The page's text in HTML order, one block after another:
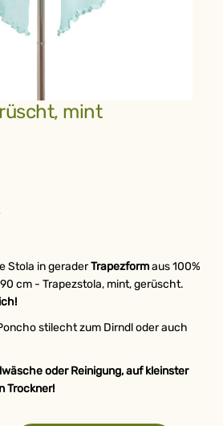
mint
Stola in geraderTrapezformaus 100%
cm - Trapezstola, mint, gerüscht.
stilecht zum Dirndl oder auch
oder Reinigung, auf kleinster
Trockner!